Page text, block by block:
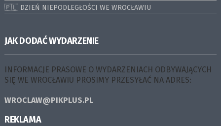
🇵🇱 DZIEŃ NIEPODLEGŁOŚCI WE WROCŁAWIU
JAK DODAĆ WYDARZENIE
INFORMACJE PRASOWE O WYDARZENIACH ODBYWAJĄCYCH
SIĘ WE WROCŁAWIU PROSIMY PRZESYŁAĆ NA ADRES:
WROCLAW@PIKPLUS.PL
REKLAMA